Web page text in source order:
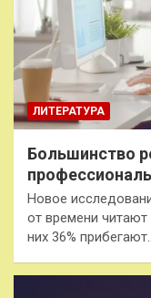
ЛИТЕРАТУРА
Большинство
Новое
от времени читают
них 36%